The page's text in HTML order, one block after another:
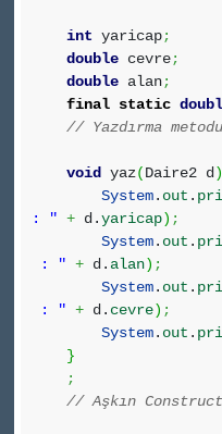
int yaricap;
double cevre;
double alan;
final static
// Yazdırma
void yaz(Daire2 d )
System. out .
: " + d.yaricap) ;
System. out .
: " + d. alan) ;
System. out .
: " + d. cevre) ;
System. out .
}
;
// Aşkın